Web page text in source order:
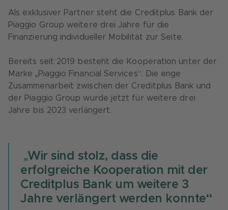
Als exklusiver Partner steht die Creditplus Bank der
Piaggio Group weitere drei Jahre für die
Finanzierung individueller Mobilität zur Seite.
Bereits seit 2019 besteht die Kooperation unter der
Marke „Piaggio Financial Services“. Die enge
Zusammenarbeit zwischen der Creditplus Bank und
der Piaggio Group wurde jetzt für weitere drei
Jahre bis 2023 verlängert.
„Wir sind stolz, dass die
erfolgreiche Kooperation mit der
Creditplus Bank um weitere 3
Jahre verlängert werden konnte“